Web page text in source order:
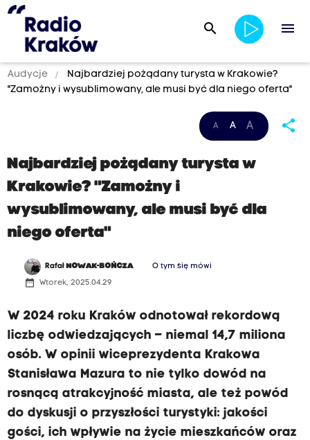
search menu
Audycje
Najbardziej pożądany turysta w Krakowie?
"Zamożny i wysublimowany, ale musi być dla niego oferta"
A A A share
Najbardziej pożądany turysta w
Krakowie? "Zamożny i
wysublimowany, ale musi być dla
niego oferta"
Rafał NOWAK-BOŃCZA O tym się mówi
date_range Wtorek, 2025.04.29
W 2024 roku Kraków odnotował rekordową
liczbę odwiedzających – niemal 14,7 miliona
osób. W opinii wiceprezydenta Krakowa
Stanisława Mazura to nie tylko dowód na
rosnącą atrakcyjność miasta, ale też powód
do dyskusji o przyszłości turystyki: jakości
gości, ich wpływie na życie mieszkańców oraz